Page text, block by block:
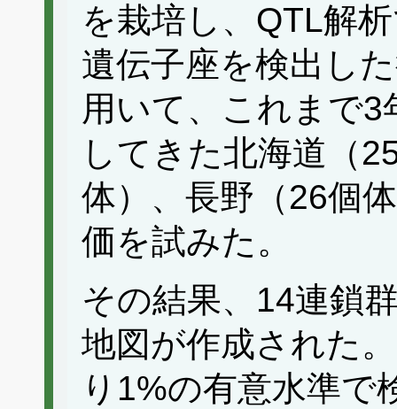
を栽培し、QTL解
遺伝子座を検出し
用いて、これまで
してきた北海道（
体）、長野（26個
価を試みた。
その結果、14連鎖
地図が作成された
り1%の有意水準で